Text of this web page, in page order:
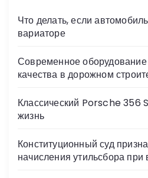
Что делать, если
вариаторе
Современное оборудование
качества в дорожном
Классический Porsche 356
жизнь
Конституционный суд
начисления утильсбора